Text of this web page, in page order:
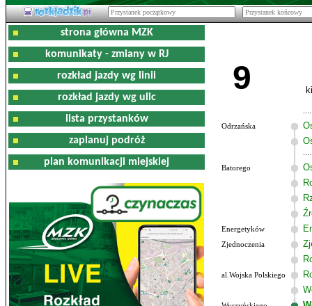
strona główna MZK
komunikaty - zmiany w RJ
rozkład jazdy wg linii
rozkład jazdy wg ulic
lista przystanków
zaplanuj podróż
plan komunikacji miejskiej
9
Odrzańska
Batorego
Energetyków
Zjednoczenia
al.Wojska Polskiego